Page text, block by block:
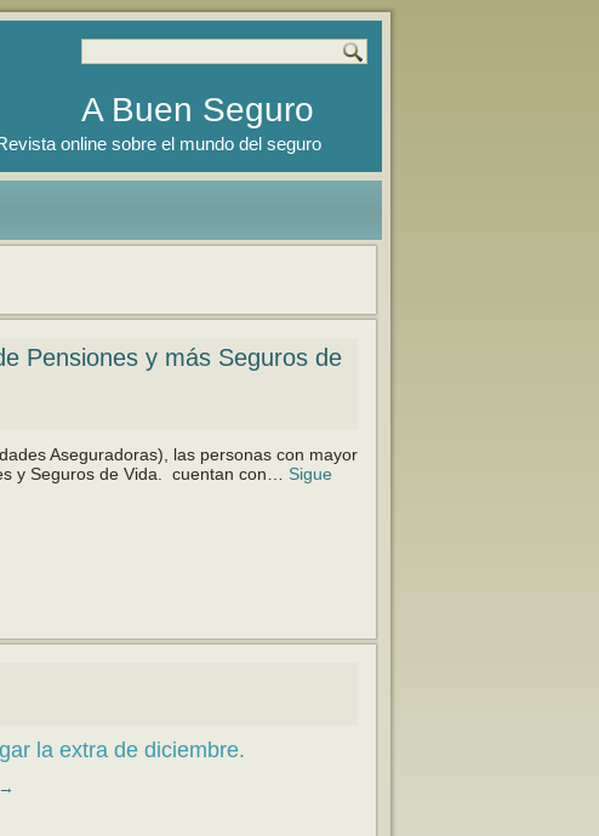
A Buen Seguro
online sobre el mundo del seguro
Pensiones y más Seguros de
Aseguradoras), las personas con mayor
y Seguros de Vida. cuentan con… Sigue
la extra de diciembre.
→